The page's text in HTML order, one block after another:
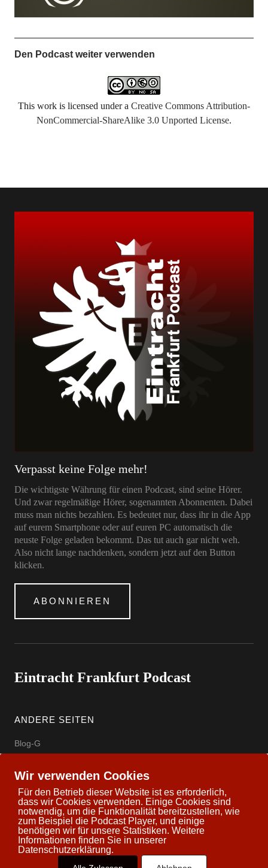
Den Podcast weiter verwenden
This work is licensed under a Creative Commons Attribution-
NonCommercial-ShareAlike 3.0 Unported License.
Verpasst keine Folge mehr!
Die wichtigste Währung für einen Podcast, sind seine Hörer.
Und zwar regelmäßige Hörer, sogenannten Abonnenten. Dabei
muss man nichts bezahlen. Es bedeutet nur, dass ihr in die App
auf eurem Smartphone oder auf euren PC automatisch die
neuste Folge geladen bekommt. Das tut auch gar nicht weh.
Also nicht lange nachdenken, sondern jetzt auf den Button
klicken.
ABONNIEREN
Eintracht Frankfurt Podcast
ANDERE SEITEN
Blog-G
wettbasis.com
Copyright © 2026 Eintracht Frankfurt Podcast
WordPress
Wir verwenden Cookies
Für den Betrieb dieser Website ist es erforderlich,
dass wir Cookies verwenden. Einige Cookies sind
notwendig, um die Funktionalität bereitzustellen, wie
zum Beispiel die Podcast Player, und einige
benötigen wir für unsere Statistiken. Weitere
Informationen finden Sie in unserer
Datenschutzerklärung.